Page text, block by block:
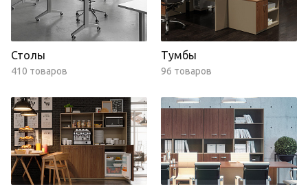
Столы
410 товаров
Тумбы
96 товаров